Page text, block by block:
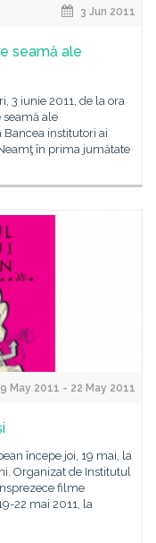
3 Jun 2011
seamă ale
3 iunie 2011, de la ora
ale
institutori ai
în prima jumătate
May 2011 - 22 May 2011
începe joi, 19 mai, la
Organizat de Institutul
filme
22 mai 2011, la